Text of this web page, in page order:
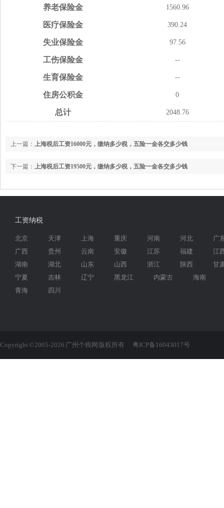
养老保险金 1560.96
医疗保险金 390.24
失业保险金 97.56
工伤保险金 --
生育保险金 --
住房公积金 0
总计 2048.76
上一篇： 上海税后工资16000元，缴纳多少税，五险一金各交多少钱
下一篇： 上海税后工资19500元，缴纳多少税，五险一金各交多少钱
工资纳税
北京 天津 上海 重庆 河南 河北
广
广西
贵州 云南 安徽 江苏 福建
江
湖南
湖北 山东 山西 浙江 陕西
甘
宁夏
吉林 辽宁 黑龙江 内蒙古
海南
青海
四川
Copyright © 2005-2026 广州个税网 版权所有 粤ICP备16043017号